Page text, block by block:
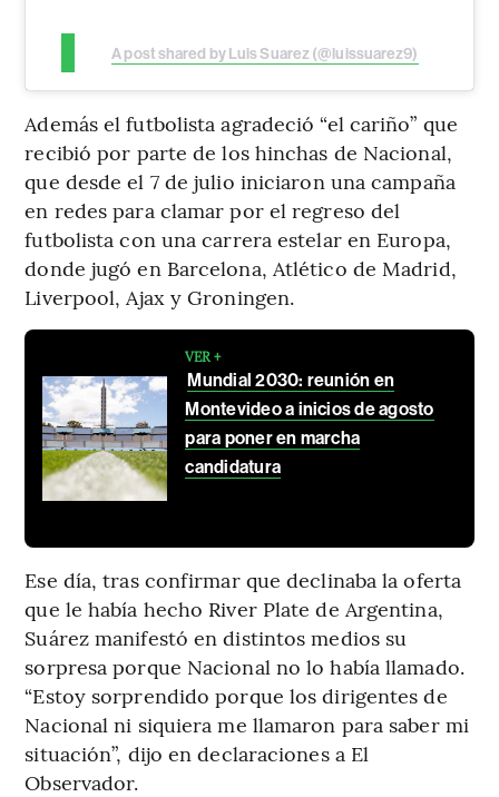
A post shared by Luis Suarez (@luissuarez9)
Además el futbolista agradeció “el cariño” que
recibió por parte de los hinchas de Nacional,
que desde el 7 de julio iniciaron una campaña
en redes para clamar por el regreso del
futbolista con una carrera estelar en Europa,
donde jugó en Barcelona, Atlético de Madrid,
Liverpool, Ajax y Groningen.
VER +
Mundial 2030: reunión en
Montevideo a inicios de agosto
para poner en marcha
candidatura
Ese día, tras confirmar que declinaba la oferta
que le había hecho River Plate de Argentina,
Suárez manifestó en distintos medios su
sorpresa porque Nacional no lo había llamado.
“Estoy sorprendido porque los dirigentes de
Nacional ni siquiera me llamaron para saber mi
situación”, dijo en declaraciones a El
Observador.